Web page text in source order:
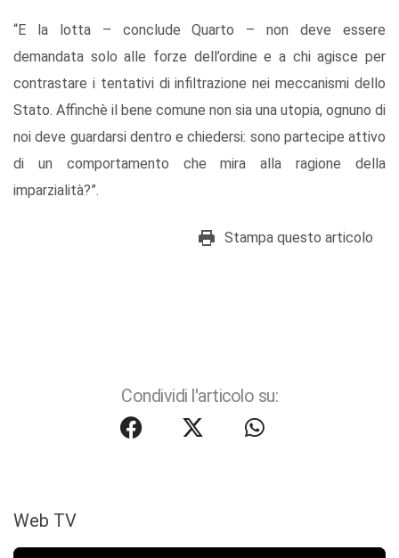
“E la lotta – conclude Quarto – non deve essere
demandata solo alle forze dell’ordine e a chi agisce per
contrastare i tentativi di infiltrazione nei meccanismi dello
Stato. Affinchè il bene comune non sia una utopia, ognuno di
noi deve guardarsi dentro e chiedersi: sono partecipe attivo
di un comportamento che mira alla ragione della
imparzialità?”.
Stampa questo articolo
Condividi l'articolo su:
Web TV